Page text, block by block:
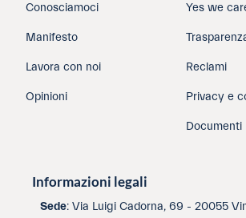
Conosciamoci
Manifesto
Lavora con noi
Opinioni
Yes we
Reclami
Privacy e
Documenti
Informazioni legali
Sede: Via Luigi Cadorna, 69 - 20055